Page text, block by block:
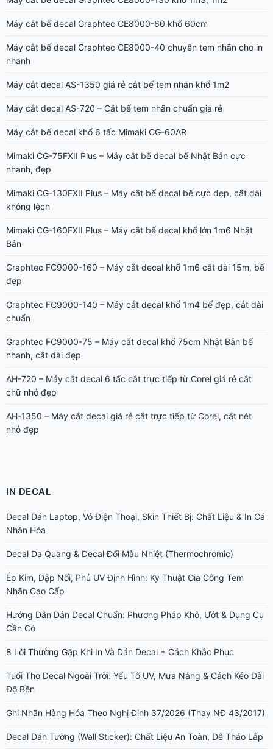
Máy cắt bế decal Graphtec CE8000-60 khổ 60cm
Máy cắt bế decal Graphtec CE8000-40 chuyên tem nhãn cho in
nhanh
Máy cắt decal AS-1350 giá rẻ cắt bế tem nhãn khổ 1m2
Máy cắt decal AS-720 – Cắt bế tem nhãn chuẩn giá rẻ
Máy cắt bế decal khổ 6 tấc Mimaki CG-60AR
Mimaki CG-75FXII Plus – Máy cắt bế decal bế Nhật Bản cực
nhanh, đẹp
Mimaki CG-130FXII Plus – Máy cắt bế decal bế cực đẹp, cắt dài
không lệch
Mimaki CG-160FXII Plus – Máy cắt bế decal khổ lớn 1m6 Nhật
Bản
Graphtec FC9000-160 – Máy cắt decal khổ 1m6 cắt dài 15m, bế
đẹp
Graphtec FC9000-140 – Máy cắt decal khổ 1m4 bế đẹp, cắt dài
chuẩn
Graphtec FC9000-75 – Máy cắt decal khổ 75cm Nhật Bản bế
nhanh, cắt dài đẹp
AH-720 – Máy cắt decal 6 tấc cắt trực tiếp từ Corel giá rẻ cắt
chữ nhỏ đẹp
AH-1350 – Máy cắt decal giá rẻ cắt trực tiếp từ Corel, cắt nét
nhỏ đẹp
IN DECAL
Decal Dán Laptop, Vỏ Điện Thoại, Skin Thiết Bị: Chất Liệu & In Cá
Nhân Hóa
Decal Dạ Quang & Decal Đổi Màu Nhiệt (Thermochromic)
Ép Kim, Dập Nổi, Phủ UV Định Hình: Kỹ Thuật Gia Công Tem
Nhãn Cao Cấp
Hướng Dẫn Dán Decal Chuẩn: Phương Pháp Khô, Ướt & Dụng Cụ
Cần Có
8 Lỗi Thường Gặp Khi In Và Dán Decal + Cách Khắc Phục
Tuổi Thọ Decal Ngoài Trời: Yếu Tố UV, Mưa Nắng & Cách Kéo Dài
Độ Bền
Ghi Nhãn Hàng Hóa Theo Nghị Định 37/2026 (Thay NĐ 43/2017)
Decal Dán Tường (Wall Sticker): Chất Liệu An Toàn, Dễ Tháo Lắp